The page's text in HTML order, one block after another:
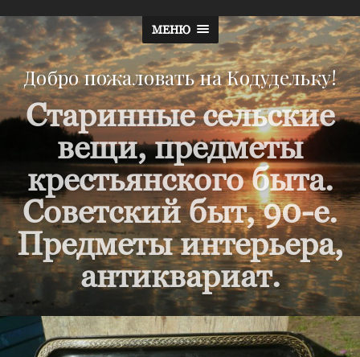
МЕНЮ
Добро пожаловать на Кодудельку!
Старинные сельские
вещи, предметы
крестьянского быта.
Советский быт, 90-е.
Предметы интерьера,
антиквариат.